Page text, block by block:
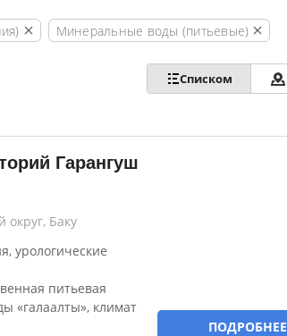
Минеральные воды (питьевые)
Списком
Гарангуш
округ, Баку
урологические
питьевая
«галаалты», климат
ПОДРОБНЕЕ